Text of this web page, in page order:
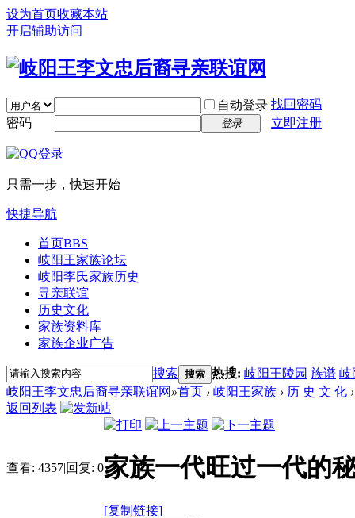
设为首页收藏本站
开启辅助访问
自动登录 找回密码
密码
登录 立即注册
只需一步，快速开始
快捷导航
首页BBS
岐阳王家族论坛
岐阳李氏家族历史
寻亲联谊
历史文化
家族资料库
家族企业广告
搜索 搜索 热搜: 岐阳王陵园 族谱 岐
岐阳王李文忠后裔寻亲联谊网 »首页 › 岐阳王家族 › 历 史 文 化 ›
返回列表
查看: 4357|回复: 0家族一代旺过一代的
[复制链接]